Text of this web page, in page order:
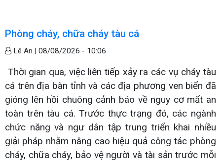
Phòng cháy, chữa cháy tàu cá
Lê An | 08/08/2026 - 10:06
Thời gian qua, việc liên tiếp xảy ra các vụ cháy tàu
cá trên địa bàn tỉnh và các địa phương ven biển đã
gióng lên hồi chuông cảnh báo về nguy cơ mất an
toàn trên tàu cá. Trước thực trạng đó, các ngành
chức năng và ngư dân tập trung triển khai nhiều
giải pháp nhằm nâng cao hiệu quả công tác phòng
cháy, chữa cháy, bảo vệ người và tài sản trước mỗi